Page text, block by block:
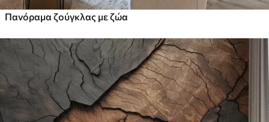
Πανόραμα ζούγκλας με ζώα